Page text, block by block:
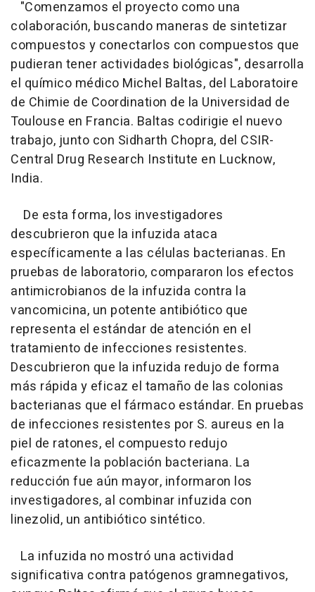
"Comenzamos el proyecto como una
colaboración, buscando maneras de sintetizar
compuestos y conectarlos con compuestos que
pudieran tener actividades biológicas", desarrolla
el químico médico Michel Baltas, del Laboratoire
de Chimie de Coordination de la Universidad de
Toulouse en Francia. Baltas codirigie el nuevo
trabajo, junto con Sidharth Chopra, del CSIR-
Central Drug Research Institute en Lucknow,
India.
De esta forma, los investigadores
descubrieron que la infuzida ataca
específicamente a las células bacterianas. En
pruebas de laboratorio, compararon los efectos
antimicrobianos de la infuzida contra la
vancomicina, un potente antibiótico que
representa el estándar de atención en el
tratamiento de infecciones resistentes.
Descubrieron que la infuzida redujo de forma
más rápida y eficaz el tamaño de las colonias
bacterianas que el fármaco estándar. En pruebas
de infecciones resistentes por S. aureus en la
piel de ratones, el compuesto redujo
eficazmente la población bacteriana. La
reducción fue aún mayor, informaron los
investigadores, al combinar infuzida con
linezolid, un antibiótico sintético.
La infuzida no mostró una actividad
significativa contra patógenos gramnegativos,